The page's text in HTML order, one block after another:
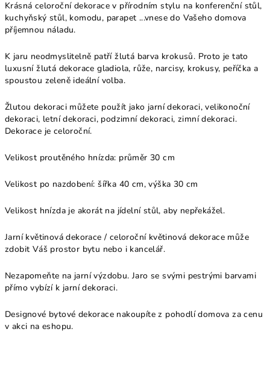
Krásná celoroční dekorace v přírodním stylu na konferenční stůl,
kuchyňský stůl, komodu, parapet ...vnese do Vašeho domova
příjemnou náladu.
K jaru neodmyslitelně patří žlutá barva krokusů. Proto je tato
luxusní žlutá dekorace gladiola, růže, narcisy, krokusy, peříčka a
spoustou zeleně ideální volba.
Žlutou dekoraci můžete použít jako jarní dekoraci, velikonoční
dekoraci, letní dekoraci, podzimní dekoraci, zimní dekoraci.
Dekorace je celoroční.
Velikost proutěného hnízda: průměr 30 cm
Velikost po nazdobení: šířka 40 cm, výška 30 cm
Velikost hnízda je akorát na jídelní stůl, aby nepřekážel.
Jarní květinová dekorace / celoroční květinová dekorace může
zdobit Váš prostor bytu nebo i kancelář.
Nezapomeňte na jarní výzdobu. Jaro se svými pestrými barvami
přímo vybízí k jarní dekoraci.
Designové bytové dekorace nakoupíte z pohodlí domova za cenu
v akci na eshopu.